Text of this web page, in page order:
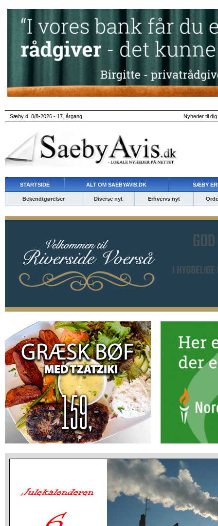
Sæby d. 8/8-2026 - 17. årgang Nyheder til
STARTSIDE ALT OM SAEBYAVIS.DK SÆBY
Bekendtgørelser Diverse nyt Erhvervs nyt